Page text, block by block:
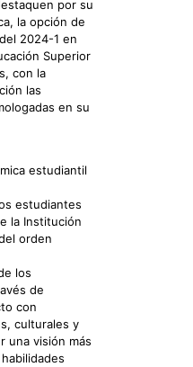
por su
la opción de
2024-1 en
Superior
con la
las
en su
estudiantil
estudiantes
la Institución
orden
los
de
con
culturales y
una visión más